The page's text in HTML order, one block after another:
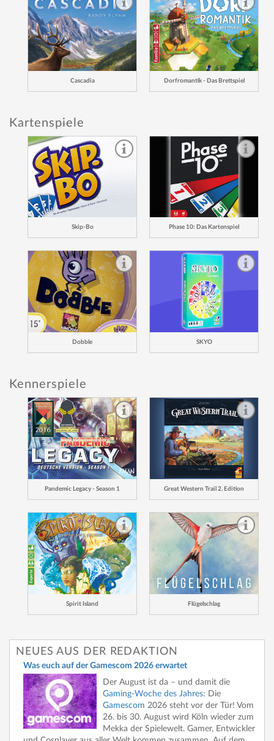
Cascadia Dorfromantik - Das Brettspiel
Kartenspiele
Skip-Bo Phase 10: Das Kartenspiel
Dobble SKYO
Kennerspiele
Pandemic Legacy - Season 1 Great Western Trail 2. Edition
Spirit Island Flügelschlag
NEUES AUS DER REDAKTION
Was euch auf der Gamescom 2026 erwartet
Der August ist da – und damit die
Gaming-Woche des Jahres: Die
Gamescom 2026 steht vor der Tür! Vom
26. bis 30. August wird Köln wieder zum
Mekka der Spielewelt. Gamer, Entwickler